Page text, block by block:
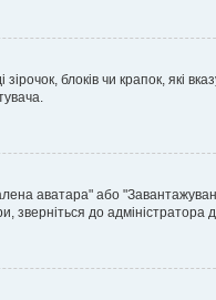
блоків чи крапок, які
аватара" або
до адміністратора